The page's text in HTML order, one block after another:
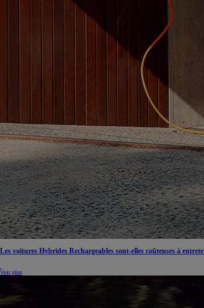
Les voitures Hybrides Rechargeables sont-elles coûteuses à
Voir plus